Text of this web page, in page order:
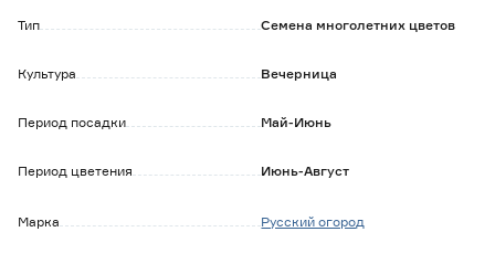
Местоположение - солнечное или полутень. Зимует без
Тип Семена многолетних цветов
Культура Вечерница
Период посадки Май-Июнь
Период цветения Июнь-Август
Марка Русский огород